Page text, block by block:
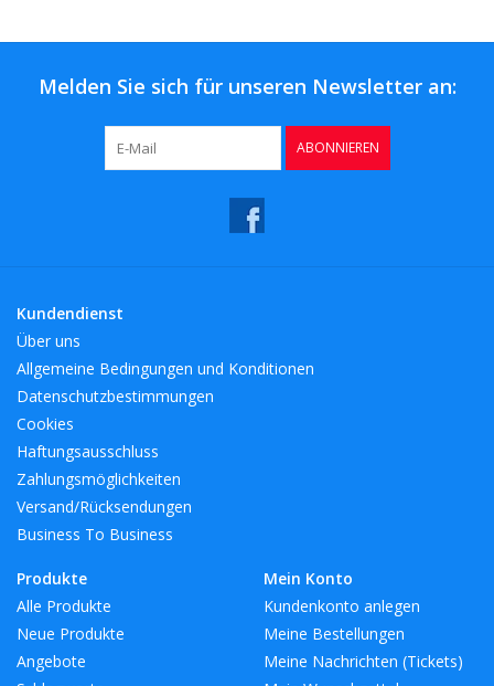
Melden Sie sich für unseren Newsletter an:
ABONNIEREN
Kundendienst
Über uns
Allgemeine Bedingungen und Konditionen
Datenschutzbestimmungen
Cookies
Haftungsausschluss
Zahlungsmöglichkeiten
Versand/Rücksendungen
Business To Business
Produkte
Alle Produkte
Neue Produkte
Angebote
Mein Konto
Kundenkonto anlegen
Meine Bestellungen
Meine Nachrichten (Tickets)